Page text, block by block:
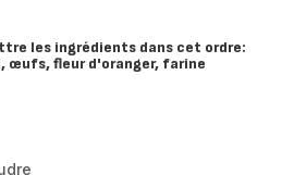
les ingrédients dans cet ordre:
œufs, fleur d'oranger, farine